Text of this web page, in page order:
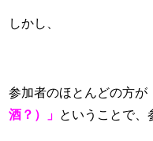
しかし、
参加者のほとんどの方が
酒 ？）」 ということで、